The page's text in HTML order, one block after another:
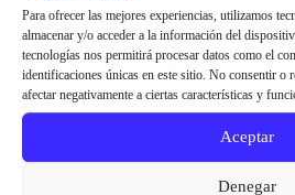
Para ofrecer las mejores experiencias, utilizamos
almacenar y/o acceder a la información del
tecnologías nos permitirá procesar datos como el
identificaciones únicas en este sitio. No consentir o
afectar negativamente a ciertas características y
Aceptar
Denegar